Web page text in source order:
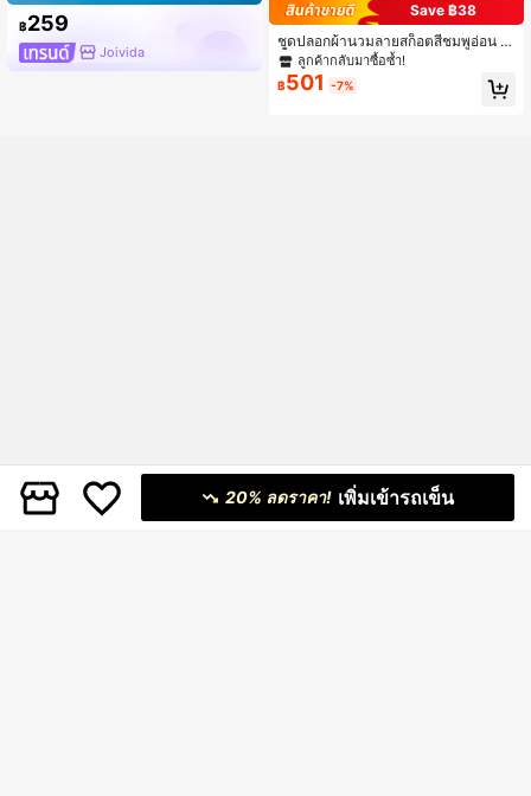
฿259
Joivida
Save ฿38
ชุดปลอกผ้านวมลายสก็อตสีชมพูอ่อน 3
ชิ้น สดใสและกะทัดรัด นุ่มพิเศษและน่ารั
ก เหมาะสำหรับทุกฤดูกาล ปลอกผ้านวม
ผิวด้าน ชุดเครื่องนอนบ้าน เส้นใยโพลีเอ
ลูกค้ากลับมาซื้อซ้ำ!
฿501 -7%
20% ลดราคา! เพิ่มเข้ารถเข็น